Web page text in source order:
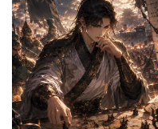
Xuyên Thư
Điền Văn
Đô Thị
Đông Phương